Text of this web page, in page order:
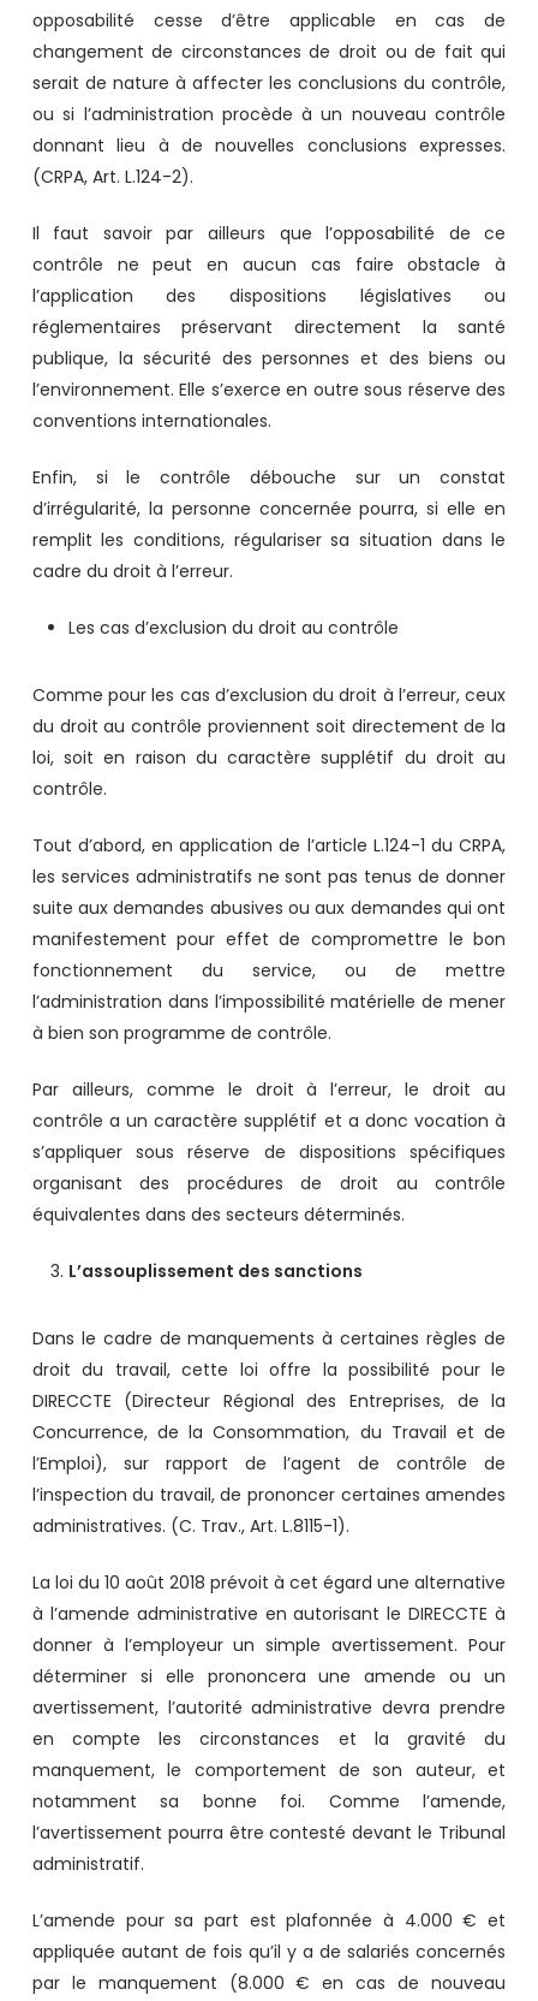
opposabilité cesse d’être applicable en cas de
changement de circonstances de droit ou de fait qui
serait de nature à affecter les conclusions du contrôle,
ou si l’administration procède à un nouveau contrôle
donnant lieu à de nouvelles conclusions expresses.
(CRPA, Art. L.124-2).
Il faut savoir par ailleurs que l’opposabilité de ce
contrôle ne peut en aucun cas faire obstacle à
l’application des dispositions législatives ou
réglementaires préservant directement la santé
publique, la sécurité des personnes et des biens ou
l’environnement. Elle s’exerce en outre sous réserve des
conventions internationales.
Enfin, si le contrôle débouche sur un constat
d’irrégularité, la personne concernée pourra, si elle en
remplit les conditions, régulariser sa situation dans le
cadre du droit à l’erreur.
Les cas d’exclusion du droit au contrôle
Comme pour les cas d’exclusion du droit à l’erreur, ceux
du droit au contrôle proviennent soit directement de la
loi, soit en raison du caractère supplétif du droit au
contrôle.
Tout d’abord, en application de l’article L.124-1 du CRPA,
les services administratifs ne sont pas tenus de donner
suite aux demandes abusives ou aux demandes qui ont
manifestement pour effet de compromettre le bon
fonctionnement du service, ou de mettre
l’administration dans l’impossibilité matérielle de mener
à bien son programme de contrôle.
Par ailleurs, comme le droit à l’erreur, le droit au
contrôle a un caractère supplétif et a donc vocation à
s’appliquer sous réserve de dispositions spécifiques
organisant des procédures de droit au contrôle
équivalentes dans des secteurs déterminés.
L’assouplissement des sanctions
Dans le cadre de manquements à certaines règles de
droit du travail, cette loi offre la possibilité pour le
DIRECCTE (Directeur Régional des Entreprises, de la
Concurrence, de la Consommation, du Travail et de
l’Emploi), sur rapport de l’agent de contrôle de
l’inspection du travail, de prononcer certaines amendes
administratives. (C. Trav., Art. L.8115-1).
La loi du 10 août 2018 prévoit à cet égard une alternative
à l’amende administrative en autorisant le DIRECCTE à
donner à l’employeur un simple avertissement. Pour
déterminer si elle prononcera une amende ou un
avertissement, l’autorité administrative devra prendre
en compte les circonstances et la gravité du
manquement, le comportement de son auteur, et
notamment sa bonne foi. Comme l’amende,
l’avertissement pourra être contesté devant le Tribunal
administratif.
L’amende pour sa part est plafonnée à 4.000 € et
appliquée autant de fois qu’il y a de salariés concernés
par le manquement (8.000 € en cas de nouveau